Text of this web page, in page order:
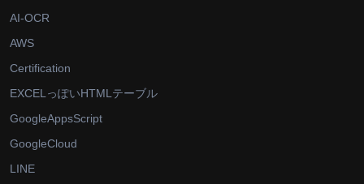
AI-OCR
AWS
Certification
EXCELっぽいHTMLテーブル
GoogleAppsScript
GoogleCloud
LINE